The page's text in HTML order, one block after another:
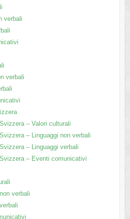
verbali
verbali
– Valori culturali
– Linguaggi non verbali
– Linguaggi verbali
– Eventi comunicativi
verbali